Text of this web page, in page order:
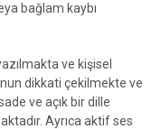
bağlam kaybı
ve kişisel
dikkati çekilmekte ve
ve açık bir dille
Ayrıca aktif ses